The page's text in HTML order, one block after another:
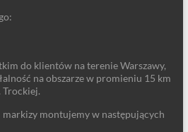
do klientów na terenie Warszawy,
na obszarze w promieniu 15 km
Trockiej.
montujemy w następujących